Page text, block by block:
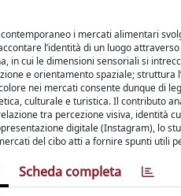
i mercati alimentari
l’identità di un luogo
in cui le dimensioni sensoriali si
e orientamento spaziale; struttura
nei mercati consente dunque di
culturale e turistica. Il contributo
tra percezione visiva, identità
digitale (Instagram), lo
del cibo atti a fornire spunti utili
Scheda completa